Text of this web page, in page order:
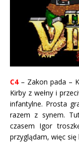
C4– Zakon pada –
Kirby z wełny i
infantylne. Prosta
razem z synem.
czasem Igor
przyglądam, więc się